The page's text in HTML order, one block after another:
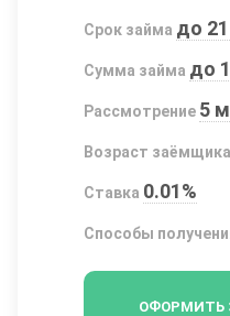
Срок займа до
Сумма займа до
Рассмотрение 5
Возраст заёмщика
Ставка 0.01%
Способы
ОФОРМИТЬ